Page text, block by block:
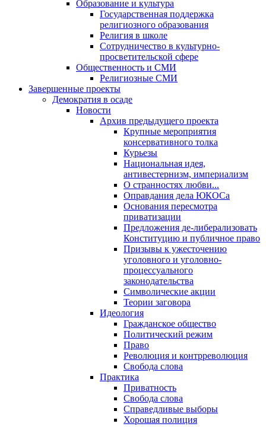
Образование и культура
Государственная поддержка
религиозного образования
Религия в школе
Сотрудничество в культурно-
просветительской сфере
Общественность и СМИ
Религиозные СМИ
Завершенные проекты
Демократия в осаде
Новости
Архив предыдущего проекта
Крупные мероприятия
консервативного толка
Курьезы
Национальная идея,
антивестернизм, империализм
О странностях любви...
Оправдания дела ЮКОСа
Основания пересмотра
приватизации
Предложения де-либерализовать
Конституцию и публичное право
Призывы к ужесточению
уголовного и уголовно-
процессуального
законодательства
Символические акции
Теории заговора
Идеология
Гражданское общество
Политический режим
Право
Революция и контрреволюция
Свобода слова
Практика
Приватность
Свобода слова
Справедливые выборы
Хорошая полиция